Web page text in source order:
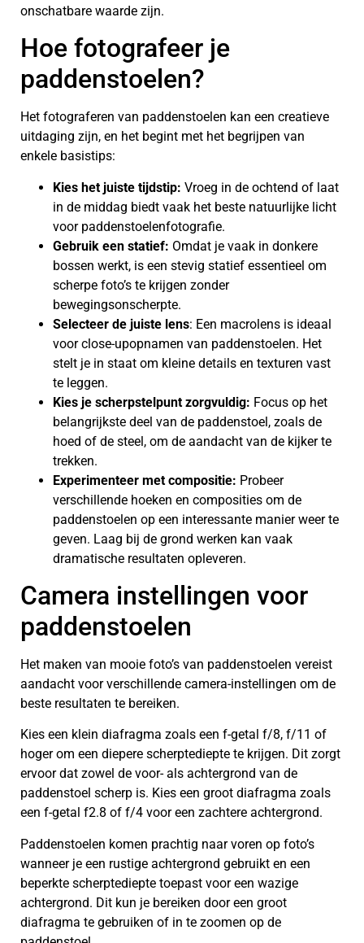
onschatbare waarde zijn.
Hoe fotografeer je
paddenstoelen?
Het fotograferen van paddenstoelen kan een creatieve
uitdaging zijn, en het begint met het begrijpen van
enkele basistips:
Kies het juiste tijdstip: Vroeg in de ochtend of laat
in de middag biedt vaak het beste natuurlijke licht
voor paddenstoelenfotografie.
Gebruik een statief: Omdat je vaak in donkere
bossen werkt, is een stevig statief essentieel om
scherpe foto’s te krijgen zonder
bewegingsonscherpte.
Selecteer de juiste lens: Een macrolens is ideaal
voor close-upopnamen van paddenstoelen. Het
stelt je in staat om kleine details en texturen vast
te leggen.
Kies je scherpstelpunt zorgvuldig: Focus op het
belangrijkste deel van de paddenstoel, zoals de
hoed of de steel, om de aandacht van de kijker te
trekken.
Experimenteer met compositie: Probeer
verschillende hoeken en composities om de
paddenstoelen op een interessante manier weer te
geven. Laag bij de grond werken kan vaak
dramatische resultaten opleveren.
Camera instellingen voor
paddenstoelen
Het maken van mooie foto’s van paddenstoelen vereist
aandacht voor verschillende camera-instellingen om de
beste resultaten te bereiken.
Kies een klein diafragma zoals een f-getal f/8, f/11 of
hoger om een diepere scherptediepte te krijgen. Dit zorgt
ervoor dat zowel de voor- als achtergrond van de
paddenstoel scherp is. Kies een groot diafragma zoals
een f-getal f2.8 of f/4 voor een zachtere achtergrond.
Paddenstoelen komen prachtig naar voren op foto’s
wanneer je een rustige achtergrond gebruikt en een
beperkte scherptediepte toepast voor een wazige
achtergrond. Dit kun je bereiken door een groot
diafragma te gebruiken of in te zoomen op de